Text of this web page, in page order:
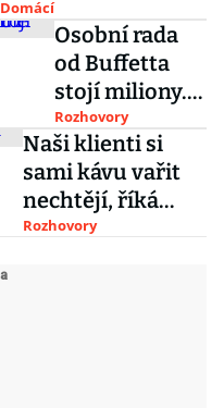
Sobotkou
Domácí
Osobní rada
od Buffetta
stojí miliony.
Bohatým
seženeme
prakticky vše,
říká šéfka J&T
Concierge
Rozhovory
Naši klienti si
sami kávu vařit
nechtějí, říká
ředitel hotelu
Rozhovory